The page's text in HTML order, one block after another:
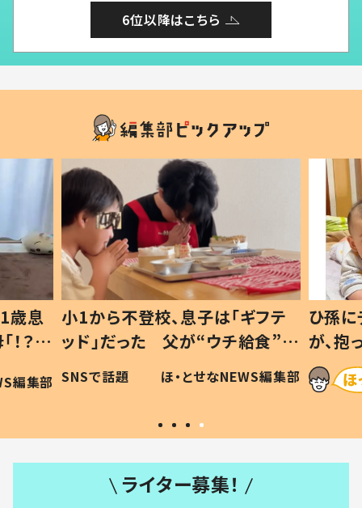
6位以降はこちら
歳息
？」
編集部
小1から不登校、息子は「ギフテ
ッド」だった 父が“ウチ給食”を
作り続ける理由とは #令和の親
#令和の子
SNSで話題 ほ・とせなNEWS編集部
ひ孫
が、
「涙が
い」
ライター募集！